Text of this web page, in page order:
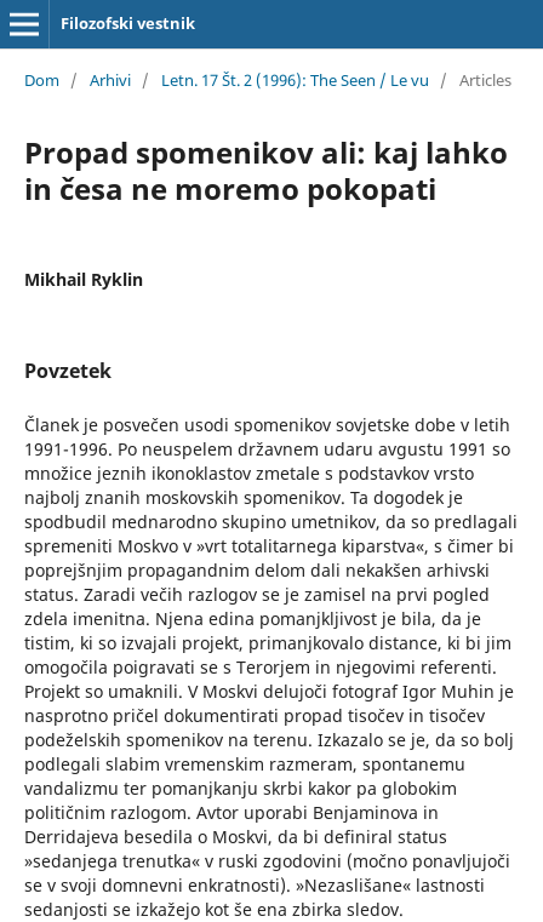
Filozofski vestnik
Dom / Arhivi / Letn. 17 Št. 2 (1996): The Seen / Le vu / Articles
Propad spomenikov ali: kaj lahko
in česa ne moremo pokopati
Mikhail Ryklin
Povzetek
Članek je posvečen usodi spomenikov sovjetske dobe v letih
1991-1996. Po neuspelem državnem udaru avgustu 1991 so
množice jeznih ikonoklastov zmetale s podstavkov vrsto
najbolj znanih moskovskih spomenikov. Ta dogodek je
spodbudil mednarodno skupino umetnikov, da so predlagali
spremeniti Moskvo v »vrt totalitarnega kiparstva«, s čimer bi
poprejšnjim propagandnim delom dali nekakšen arhivski
status. Zaradi večih razlogov se je zamisel na prvi pogled
zdela imenitna. Njena edina pomanjkljivost je bila, da je
tistim, ki so izvajali projekt, primanjkovalo distance, ki bi jim
omogočila poigravati se s Terorjem in njegovimi referenti.
Projekt so umaknili. V Moskvi delujoči fotograf Igor Muhin je
nasprotno pričel dokumentirati propad tisočev in tisočev
podeželskih spomenikov na terenu. Izkazalo se je, da so bolj
podlegali slabim vremenskim razmeram, spontanemu
vandalizmu ter pomanjkanju skrbi kakor pa globokim
političnim razlogom. Avtor uporabi Benjaminova in
Derridajeva besedila o Moskvi, da bi definiral status
»sedanjega trenutka« v ruski zgodovini (močno ponavljujoči
se v svoji domnevni enkratnosti). »Nezaslišane« lastnosti
sedanjosti se izkažejo kot še ena zbirka sledov.